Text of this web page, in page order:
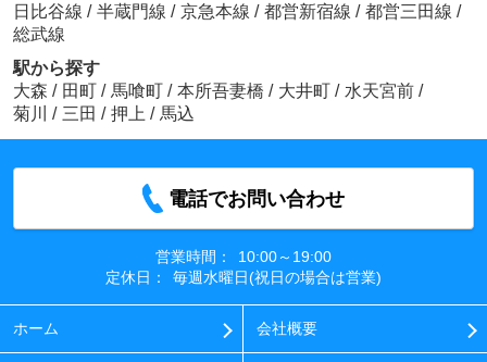
日比谷線 / 半蔵門線 / 京急本線 / 都営新宿線 / 都営三田線 /
総武線
駅から探す
大森 / 田町 / 馬喰町 / 本所吾妻橋 / 大井町 / 水天宮前 /
菊川
/ 三田 / 押上 / 馬込
電話でお問い合わせ
営業時間：
10:00～19:00
定休日：
毎週水曜日(祝日の場合は営業)
ホーム 会社概要